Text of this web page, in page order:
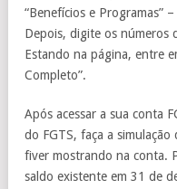
“Benefícios e Programas”
Depois, digite os números
Estando na página, entre
Completo”.
Após acessar a sua conta
do FGTS, faça a
fiver mostrando na conta.
saldo existente em 31 de